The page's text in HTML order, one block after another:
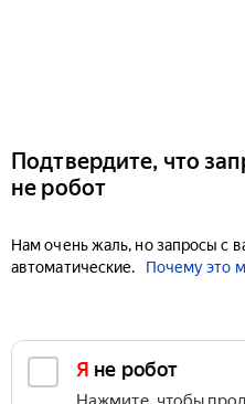
Подтвердите, что
не робот
Нам очень жаль, но запросы с
автоматические.
Почему это
Я не робот